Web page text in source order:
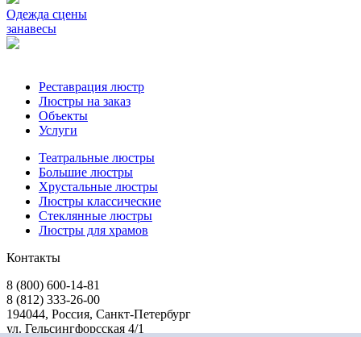
Одежда сцены
занавесы
Реставрация люстр
Люстры на заказ
Объекты
Услуги
Театральные люстры
Большие люстры
Хрустальные люстры
Люстры классические
Стеклянные люстры
Люстры для храмов
Контакты
8 (800) 600-14-81
8 (812) 333-26-00
194044, Россия, Санкт-Петербург
ул. Гельсингфорсская 4/1